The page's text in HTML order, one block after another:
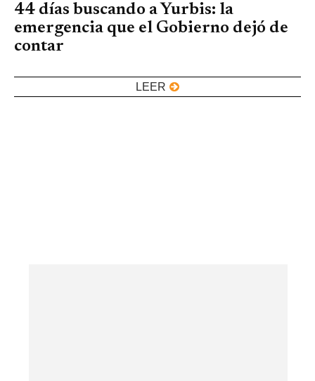
44 días buscando a Yurbis: la
emergencia que el Gobierno dejó de
contar
LEER